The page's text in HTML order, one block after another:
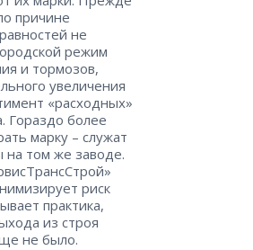
причине
не
режим
и тормозов,
увеличения
«расходных»
Гораздо более
марку – ​служат
на том же заводе.
риск
практика,
из строя
не было.